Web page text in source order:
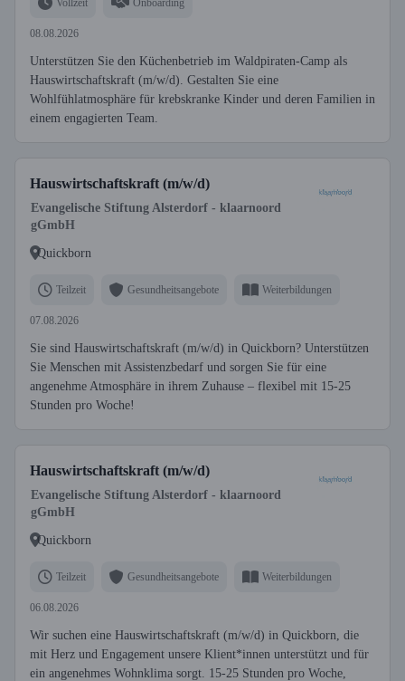
08.08.2026
Unterstützen Sie den Küchenbetrieb im Waldpiraten-Camp als
Hauswirtschaftskraft (m/w/d). Gestalten Sie eine
Wohlfühlatmosphäre für krebskranke Kinder und deren Familien in
einem engagierten Team.
Hauswirtschaftskraft (m/w/d)
Evangelische Stiftung Alsterdorf - klaarnoord
gGmbH
Quickborn
Teilzeit Gesundheitsangebote Weiterbildungen
07.08.2026
Sie sind Hauswirtschaftskraft (m/w/d) in Quickborn? Unterstützen
Sie Menschen mit Assistenzbedarf und sorgen Sie für eine
angenehme Atmosphäre in ihrem Zuhause – flexibel mit 15-25
Stunden pro Woche!
Hauswirtschaftskraft (m/w/d)
Evangelische Stiftung Alsterdorf - klaarnoord
gGmbH
Quickborn
Teilzeit Gesundheitsangebote Weiterbildungen
06.08.2026
Wir suchen eine Hauswirtschaftskraft (m/w/d) in Quickborn, die
mit Herz und Engagement unsere Klient*innen unterstützt und für
ein angenehmes Wohnklima sorgt. 15-25 Stunden pro Woche,